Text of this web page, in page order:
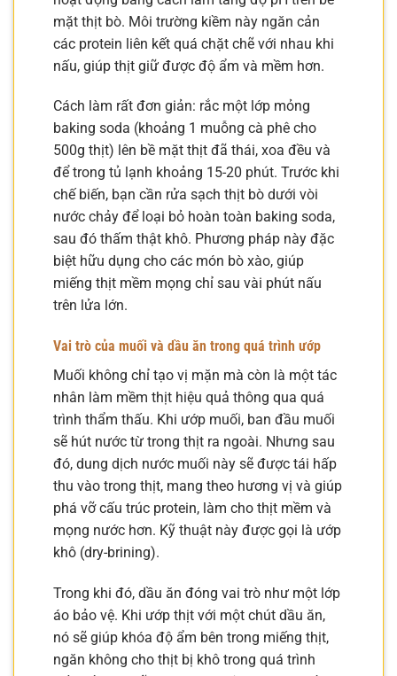
mặt thịt bò. Môi trường kiềm này ngăn cản
các protein liên kết quá chặt chẽ với nhau khi
nấu, giúp thịt giữ được độ ẩm và mềm hơn.
Cách làm rất đơn giản: rắc một lớp mỏng
baking soda (khoảng 1 muỗng cà phê cho
500g thịt) lên bề mặt thịt đã thái, xoa đều và
để trong tủ lạnh khoảng 15-20 phút. Trước khi
chế biến, bạn cần rửa sạch thịt bò dưới vòi
nước chảy để loại bỏ hoàn toàn baking soda,
sau đó thấm thật khô. Phương pháp này đặc
biệt hữu dụng cho các món bò xào, giúp
miếng thịt mềm mọng chỉ sau vài phút nấu
trên lửa lớn.
Vai trò của muối và dầu ăn trong quá trình ướp
Muối không chỉ tạo vị mặn mà còn là một tác
nhân làm mềm thịt hiệu quả thông qua quá
trình thẩm thấu. Khi ướp muối, ban đầu muối
sẽ hút nước từ trong thịt ra ngoài. Nhưng sau
đó, dung dịch nước muối này sẽ được tái hấp
thu vào trong thịt, mang theo hương vị và giúp
phá vỡ cấu trúc protein, làm cho thịt mềm và
mọng nước hơn. Kỹ thuật này được gọi là ướp
khô (dry-brining).
Trong khi đó, dầu ăn đóng vai trò như một lớp
áo bảo vệ. Khi ướp thịt với một chút dầu ăn,
nó sẽ giúp khóa độ ẩm bên trong miếng thịt,
ngăn không cho thịt bị khô trong quá trình